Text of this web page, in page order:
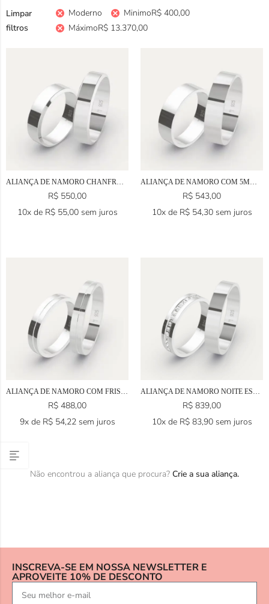
Limpar
filtros
Moderno MinimoR$400,00
MáximoR$13.370,00
ALIANÇA DE NAMORO CHANFRO EM PRATA 925
R$ 550,00
10x de R$55,00 sem juros
ALIANÇA DE NAMORO COM 5MM EM PRATA 925
R$ 543,00
10x de R$54,30 sem juros
ALIANÇA DE NAMORO COM FRISO EM PRATA 925
R$ 488,00
9x de R$54,22 sem juros
ALIANÇA DE NAMORO NOITE ESTELAR EM PRATA 925
R$ 839,00
10x de R$83,90 sem juros
Não encontrou a aliança que procura? Crie a sua aliança.
INSCREVA-SE EM NOSSA NEWSLETTER E
APROVEITE 10% DE DESCONTO